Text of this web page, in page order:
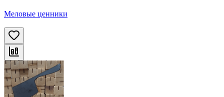
Меловые ценники